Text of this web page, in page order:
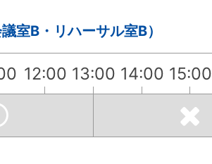
室B・リハーサル室B）
12:00 13:00 14:00 15:00